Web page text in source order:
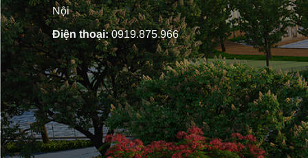
Nội
Điện thoại:0919.875.966